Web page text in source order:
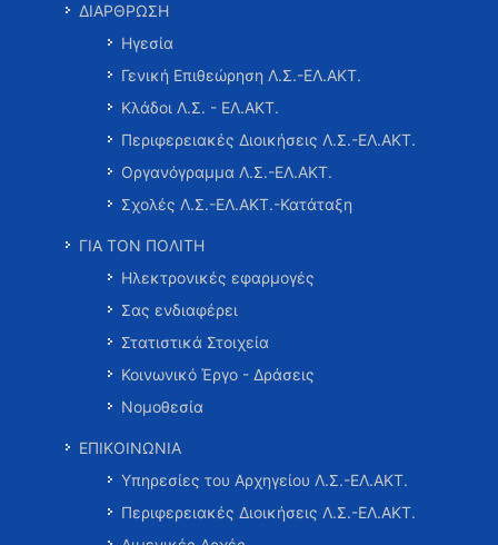
ΔΙΑΡΘΡΩΣΗ
Ηγεσία
Γενική Επιθεώρηση Λ.Σ.-ΕΛ.ΑΚΤ.
Κλάδοι Λ.Σ. - ΕΛ.ΑΚΤ.
Περιφερειακές Διοικήσεις Λ.Σ.-ΕΛ.ΑΚΤ.
Οργανόγραμμα Λ.Σ.-ΕΛ.ΑΚΤ.
Σχολές Λ.Σ.-ΕΛ.ΑΚΤ.-Κατάταξη
ΓΙΑ ΤΟΝ ΠΟΛΙΤΗ
Ηλεκτρονικές εφαρμογές
Σας ενδιαφέρει
Στατιστικά Στοιχεία
Κοινωνικό Έργο - Δράσεις
Νομοθεσία
ΕΠΙΚΟΙΝΩΝΙΑ
Υπηρεσίες του Αρχηγείου Λ.Σ.-ΕΛ.ΑΚΤ.
Περιφερειακές Διοικήσεις Λ.Σ.-ΕΛ.ΑΚΤ.